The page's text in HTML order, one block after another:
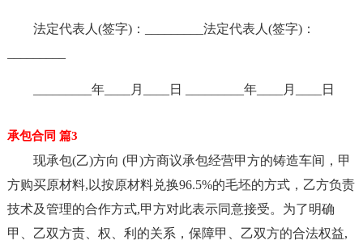
法定代表人(签字)：_________法定代表人(签字)：
_________年____月____日 _________年____月____日
承包合同 篇3
现承包(乙)方向 (甲)方商议承包经营甲方的铸造车间，甲
方购买原材料,以按原材料兑换96.5%的毛坯的方式，乙方负责
技术及管理的合作方式,甲方对此表示同意接受。为了明确
甲、乙双方责、权、利的关系，保障甲、乙双方的合法权益,